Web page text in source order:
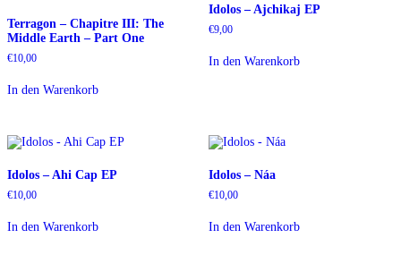
Terragon – Chapitre III: The
Middle Earth – Part One
€10,00
In den Warenkorb
Idolos – Ajchikaj EP
€9,00
In den Warenkorb
Idolos – Ahi Cap EP
€10,00
In den Warenkorb
Idolos – Náa
€10,00
In den Warenkorb